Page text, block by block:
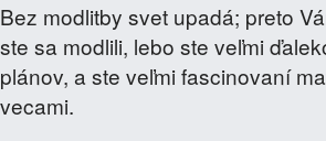
Bez modlitby svet upadá; preto
ste sa modlili, lebo ste veľmi
plánov, a ste veľmi fascinovaní
vecami.